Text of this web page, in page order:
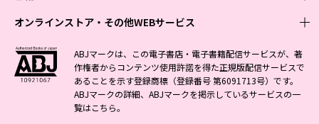
Vジャンプ
最強ジャンプ
少年ジャンプ+
ジャンプTOON
ZEBRACK
S-MANGA
集英社ジャンプリミックス
少女マンガ
ZEBRACK
S-MANGA
集英社コミック文庫
女性マンガ
ジャンプTOON
BAILA
MAQUIA
芸能・情報・スポーツ
週プレNEWS
週プレ グラジャパ!
文芸・文庫・総合
小説すばる
集英社 文芸ステーション
web 集英社文庫
学芸・ノンフィクション・新書
1日5分で、明日は変わる よみタイ yomitai
集英社学芸部 - 学芸・ノンフィクション
集英社ビジネス書
ライトノベル・ノベライズ
集英社オレンジ文庫
JUMP j-BOOKS
オンラインストア・その他WEBサービス
オンラインストア
OTO
SHUEISHA MANGA-ART HERITAGE
ジャンプキャラクターズストア
その他WEBサービス
集英社アドナビ
集英社エディターズ・ラボ
ABJマークは、この電子書店・電子書籍配信サービスが、著
作権者からコンテンツ使用許諾を得た正規版配信サービスで
あることを示す登録商標（登録番号 第6091713号）です。
ABJマークの詳細、ABJマークを掲示しているサービスの一
覧はこちら。